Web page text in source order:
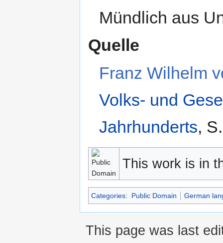
Mündlich aus
Quelle
Franz Wilhelm
Volks- und
Jahrhunderts,
This work is in
Categories: Public Domain German
This page was last